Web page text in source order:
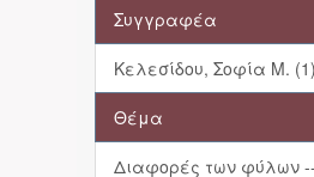
Συγγραφέα
Κελεσίδου, Σοφία Μ. (1)
Θέμα
Διαφορές των φύλων